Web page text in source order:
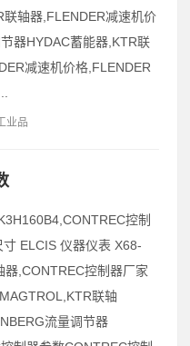
联轴器,FLENDER减速机价
器HYDAC蓄能器,KTR联
减速机价格,FLENDER
业品
控制
ELCIS 仪器仪表 X68-
,CONTREC控制器厂家
联轴
流量调节器